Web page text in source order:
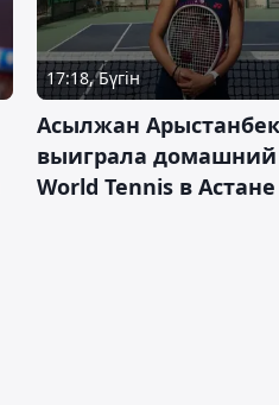
17:18, Бүгін
Асылжан
выиграла домашний
World Tennis в Астане